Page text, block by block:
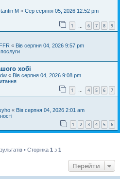
M « Сер серпня 05, 2026 12:52 pm
1 6 7 8 9
« Вів серпня 04, 2026 9:57 pm
хобі
« Вів серпня 04, 2026 9:08 pm
1 … 4 5 6 7
« Вів серпня 04, 2026 2:01 am
1 2 3 4 5 6
• Сторінка 1 з 1
Перейти